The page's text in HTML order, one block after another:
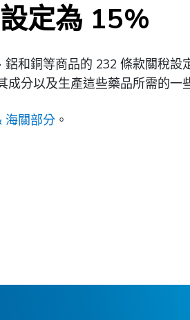
定為 15%
和銅等商品的 232 條款關稅設
分以及生產這些藥品所需的一
海關部分 。